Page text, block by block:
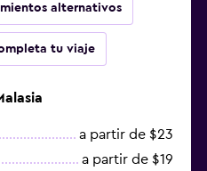
alternativos
tu viaje
a partir de $23
a partir de $19